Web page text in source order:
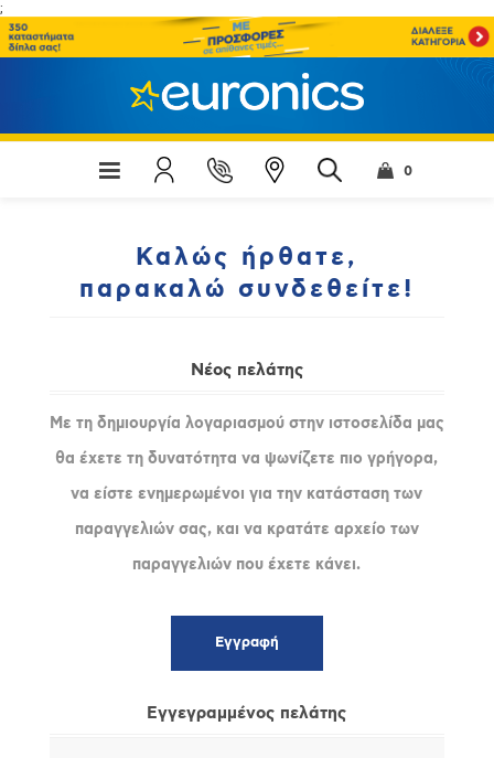
;
0
Καλώς ήρθατε,
παρακαλώ συνδεθείτε!
Νέος πελάτης
Με τη δημιουργία λογαριασμού στην ιστοσελίδα μας
θα έχετε τη δυνατότητα να ψωνίζετε πιο γρήγορα,
να είστε ενημερωμένοι για την κατάσταση των
παραγγελιών σας, και να κρατάτε αρχείο των
παραγγελιών που έχετε κάνει.
Εγγεγραμμένος πελάτης